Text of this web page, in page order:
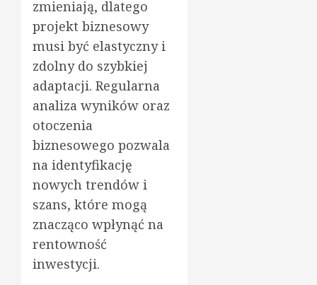
zmieniają, dlatego
projekt biznesowy
musi być elastyczny i
zdolny do szybkiej
adaptacji. Regularna
analiza wyników oraz
otoczenia
biznesowego pozwala
na identyfikację
nowych trendów i
szans, które mogą
znacząco wpłynąć na
rentowność
inwestycji.